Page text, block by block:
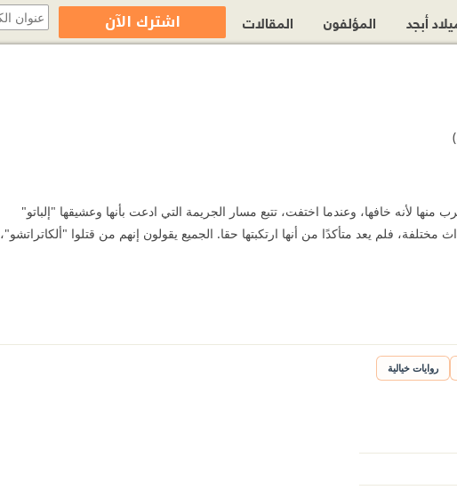
لأنه خافها، وعندما اختفت، تتبع مسار الجريمة التي ادعت بأنها وعشيقها "إلباتو"
مختلفة، فلم يعد متأكدًا من أنها ارتكبتها حقا. الجميع يقولون إنهم من قتلوا "ألكاتراتشو"،
روايات خيالية
أبجد المؤلفون المقالات اشترك الآن